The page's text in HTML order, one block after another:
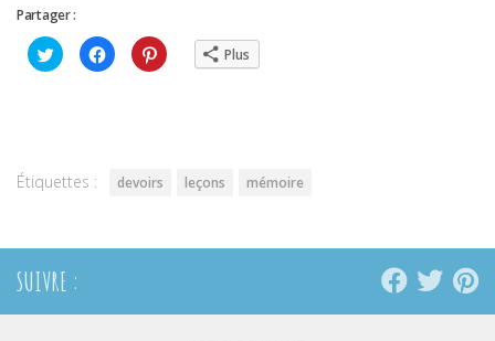
Partager :
Cliquez
pour
partager
Cliquez
pour
partager
Cliquez
pour Plus
Étiquettes : devoirs leçons mémoire
SUIVRE :